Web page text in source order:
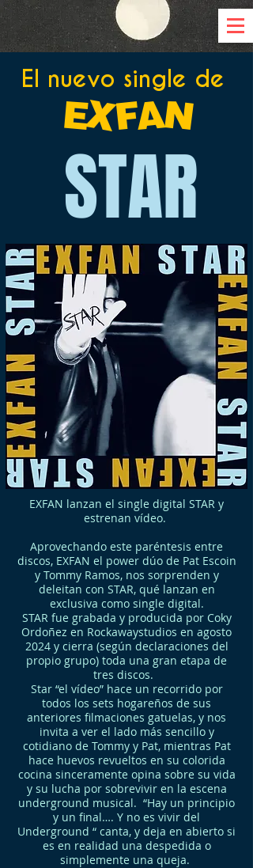
El nuevo single de
EXFAN
STAR
️EXFAN lanzan el single digital STAR y
estrenan vídeo. ️
Aprovechando este paréntesis entre
discos, EXFAN el power dúo de Pat Escoin
y Tommy Ramos, nos sorprenden y
deleitan con STAR, qué lanzan en
exclusiva como single digital.
STAR fue grabada y producida por Coky
Ordoñez en Rockawaystudios en agosto
2024 y cierra (según declaraciones del
propio grupo) toda una gran etapa de
tres discos.
Star “el vídeo” hace un recorrido por
todos los sets hogareños de sus
anteriores filmaciones gatuelas, y nos
invita a ver el lado más sencillo y
cotidiano de Tommy y Pat, mientras Pat
hace huevos revueltos en su colorida
cocina sinceramente opina sobre su vida
y su lucha por sobrevivir en la escena
underground musical. “Hay un principio
y un final…. Y no es vivir del
Underground “ canta, y deja en abierto si
es en realidad una despedida o
simplemente una queja.